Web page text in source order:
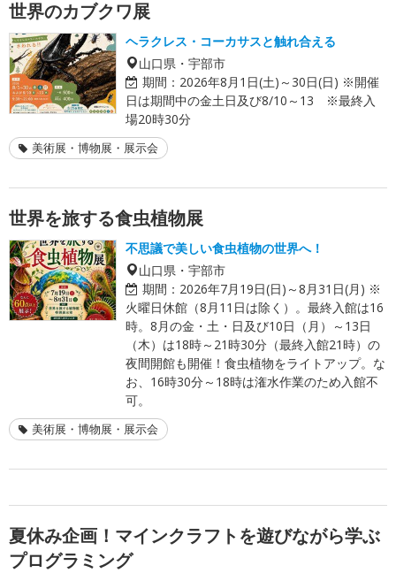
世界のカブクワ展
ヘラクレス・コーカサスと触れ合える
山口県・宇部市
期間： 2026年8月1日(土)～30日(日) ※開催
日は期間中の金土日及び8/10～13 ※最終入
場20時30分
美術展・博物展・展示会
世界を旅する食虫植物展
不思議で美しい食虫植物の世界へ！
山口県・宇部市
期間： 2026年7月19日(日)～8月31日(月) ※
火曜日休館（8月11日は除く）。最終入館は16
時。8月の金・土・日及び10日（月）～13日
（木）は18時～21時30分（最終入館21時）の
夜間開館も開催！食虫植物をライトアップ。な
お、16時30分～18時は潅水作業のため入館不
可。
美術展・博物展・展示会
夏休み企画！マインクラフトを遊びながら学ぶ
プログラミング